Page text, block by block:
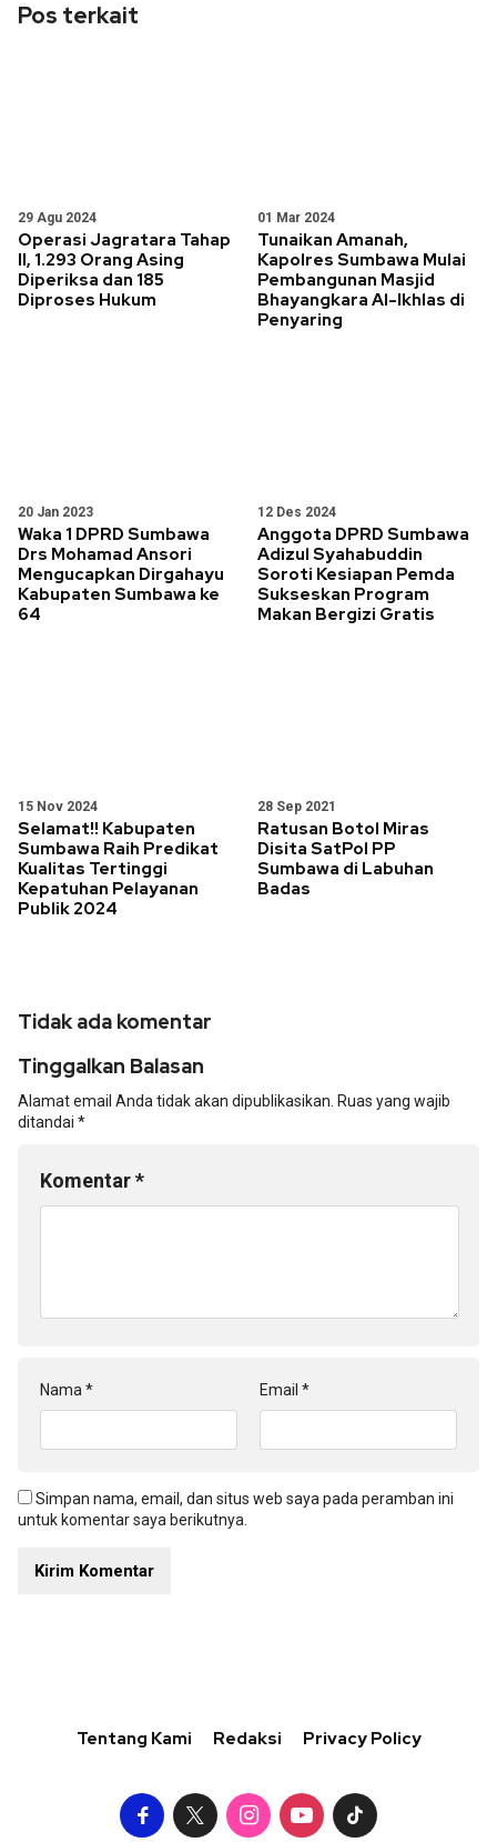
Pos terkait
29 Agu 2024
Operasi Jagratara Tahap
II, 1.293 Orang Asing
Diperiksa dan 185
Diproses Hukum
01 Mar 2024
Tunaikan Amanah,
Kapolres Sumbawa Mulai
Pembangunan Masjid
Bhayangkara Al-Ikhlas di
Penyaring
20 Jan 2023
Waka 1 DPRD Sumbawa
Drs Mohamad Ansori
Mengucapkan Dirgahayu
Kabupaten Sumbawa ke
64
12 Des 2024
Anggota DPRD Sumbawa
Adizul Syahabuddin
Soroti Kesiapan Pemda
Sukseskan Program
Makan Bergizi Gratis
15 Nov 2024
Selamat!! Kabupaten
Sumbawa Raih Predikat
Kualitas Tertinggi
Kepatuhan Pelayanan
Publik 2024
28 Sep 2021
Ratusan Botol Miras
Disita SatPol PP
Sumbawa di Labuhan
Badas
Tidak ada komentar
Tinggalkan Balasan
Alamat email Anda tidak akan dipublikasikan. Ruas yang wajib
ditandai *
Komentar*
Nama * Email *
Simpan nama, email, dan situs web saya pada peramban ini
untuk komentar saya berikutnya.
Tentang Kami Redaksi Privacy Policy